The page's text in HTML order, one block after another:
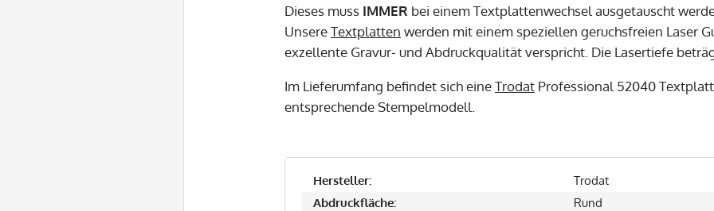
Dieses muss IMMER bei einem Textplattenwechsel ausgetauscht
UnsereTextplatten werden mit einem speziellen geruchsfreien Laser
exzellente Gravur- und Abdruckqualität verspricht. Die Lasertiefe
Im Lieferumfang befindet sich eineTrodat Professional 52040
entsprechende Stempelmodell.
Hersteller:
Trodat
Abdruckfläche:
Rund